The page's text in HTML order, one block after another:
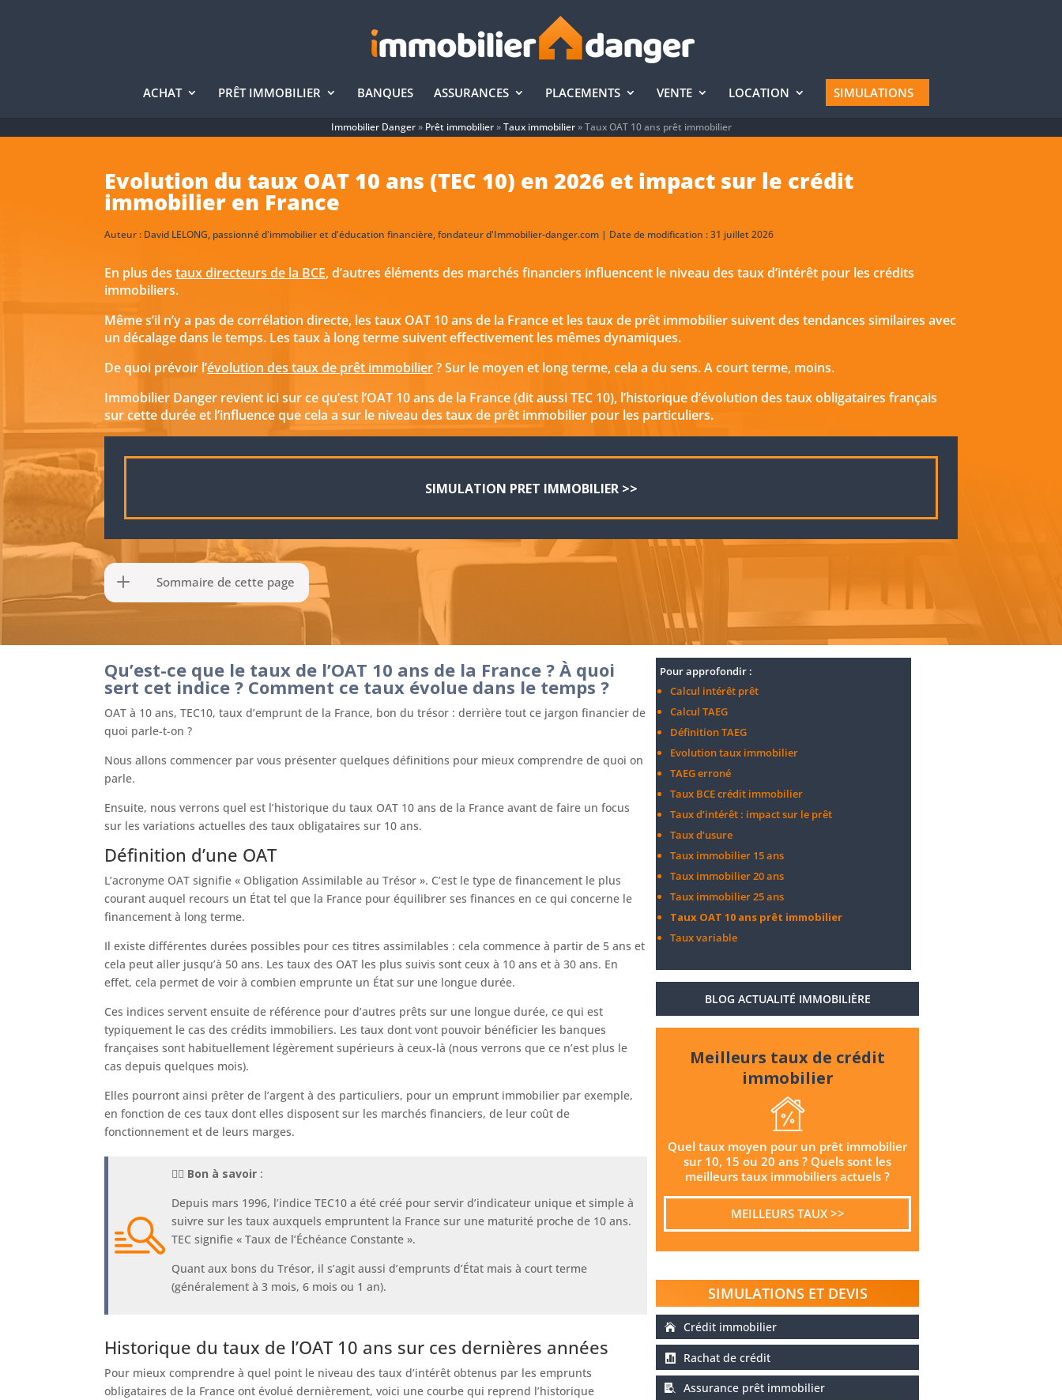
ACHAT PRÊT IMMOBILIER BANQUES ASSURANCES PLACEMENTS VENTE LOCATION SIMULATIONS
Immobilier Danger» Prêt immobilier»Taux immobilier»Taux OAT 10 ans prêt immobilier
Evolution du taux OAT 10 ans (TEC 10) en 2026 et impact sur le crédit
immobilier en France
Auteur : David LELONG, passionné d'immobilier et d'éducation financière, fondateur d'Immobilier-danger.com | Date de modification : 31 juillet 2026
En plus des taux directeurs de la BCE, d’autres éléments des marchés financiers influencent le niveau des taux d’intérêt pour les crédits
immobiliers.
Même s’il n’y a pas de corrélation directe, les taux OAT 10 ans de la France et les taux de prêt immobilier suivent des tendances similaires avec
un décalage dans le temps. Les taux à long terme suivent effectivement les mêmes dynamiques.
De quoi prévoir l’évolution des taux de prêt immobilier? Sur le moyen et long terme, cela a du sens. A court terme, moins.
Immobilier Danger revient ici sur ce qu’est l’OAT 10 ans de la France (dit aussi TEC 10), l’historique d’évolution des taux obligataires français
sur cette durée et l’influence que cela a sur le niveau des taux de prêt immobilier pour les particuliers.
SIMULATION PRET IMMOBILIER >>
Sommaire de cette page
Qu’est-ce que le taux de l’OAT 10 ans de la France ? À quoi
sert cet indice ? Comment ce taux évolue dans le temps ?
OAT à 10 ans, TEC10, taux d’emprunt de la France, bon du trésor : derrière tout ce jargon financier de
quoi parle-t-on ?
Nous allons commencer par vous présenter quelques définitions pour mieux comprendre de quoi on
parle.
Ensuite, nous verrons quel est l’historique du taux OAT 10 ans de la France avant de faire un focus
sur les variations actuelles des taux obligataires sur 10 ans.
Définition d’une OAT
L’acronyme OAT signifie « Obligation Assimilable au Trésor ». C’est le type de financement le plus
courant auquel recours un État tel que la France pour équilibrer ses finances en ce qui concerne le
financement à long terme.
Il existe différentes durées possibles pour ces titres assimilables : cela commence à partir de 5 ans et
cela peut aller jusqu’à 50 ans. Les taux des OAT les plus suivis sont ceux à 10 ans et à 30 ans. En
effet, cela permet de voir à combien emprunte un État sur une longue durée.
Ces indices servent ensuite de référence pour d’autres prêts sur une longue durée, ce qui est
typiquement le cas des crédits immobiliers. Les taux dont vont pouvoir bénéficier les banques
françaises sont habituellement légèrement supérieurs à ceux-là (nous verrons que ce n’est plus le
cas depuis quelques mois).
Elles pourront ainsi prêter de l’argent à des particuliers, pour un emprunt immobilier par exemple,
en fonction de ces taux dont elles disposent sur les marchés financiers, de leur coût de
fonctionnement et de leurs marges.
🕵️‍♂️ Bon à savoir :
Depuis mars 1996, l’indice TEC10 a été créé pour servir d’indicateur unique et simple à
suivre sur les taux auxquels empruntent la France sur une maturité proche de 10 ans.
TEC signifie « Taux de l’Échéance Constante ».
Quant aux bons du Trésor, il s’agit aussi d’emprunts d’État mais à court terme
(généralement à 3 mois, 6 mois ou 1 an).
Historique du taux de l’OAT 10 ans sur ces dernières années
Pour mieux comprendre à quel point le niveau des taux d’intérêt obtenus par les emprunts
obligataires de la France ont évolué dernièrement, voici une courbe qui reprend l’historique
Pour approfondir :
Calcul intérêt prêt
Calcul TAEG
Définition TAEG
Evolution taux immobilier
TAEG erroné
Taux BCE crédit immobilier
Taux d’intérêt : impact sur le prêt
Taux d’usure
Taux immobilier 15 ans
Taux immobilier 20 ans
Taux immobilier 25 ans
Taux OAT 10 ans prêt immobilier
Taux variable
BLOG ACTUALITÉ IMMOBILIÈRE
Meilleurs taux de crédit
immobilier
Quel taux moyen pour un prêt immobilier
sur 10, 15 ou 20 ans ? Quels sont les
meilleurs taux immobiliers actuels ?
MEILLEURS TAUX >>
SIMULATIONS ET DEVIS
Crédit immobilier
Rachat de crédit
Assurance prêt immobilier